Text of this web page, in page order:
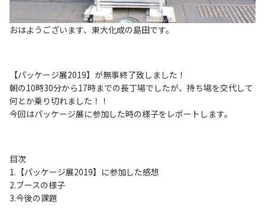
おはようございます、東大化成の島田です。
【パッケージ展2019】が無事終了致しました！
朝の10時30分から17時までの長丁場でしたが、持ち場を交代して
何とか乗り切れました！！
今回はパッケージ展に参加した時の様子をレポートします。
目次
1.【パッケージ展2019】に参加した感想
2.ブースの様子
3.今後の課題